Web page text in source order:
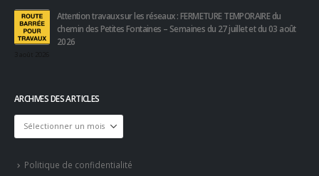
DERNIER ARTICLE
Attention travaux sur les réseaux : FERMETURE TEMPORAIRE du
ARCHIVES DES ARTICLES
des